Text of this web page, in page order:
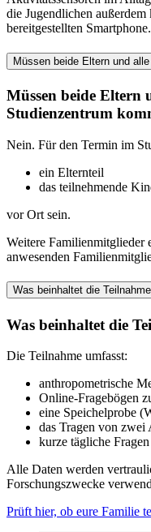
die Jugendlichen
bereitgestellten Smartphone.
Müssen beide Eltern und
Müssen beide Eltern
Studienzentrum
Nein. Für den Termin im
ein Elternteil
das teilnehmende
vor Ort sein.
Weitere Familienmitglieder
anwesenden
Was beinhaltet die
Was beinhaltet die
Die Teilnahme umfasst:
anthropometrische
Online-Fragebögen
eine Speichelprobe
das Tragen von zwei
kurze tägliche
Alle Daten werden
Forschungszwecke
Prüft hier, ob eure Familie